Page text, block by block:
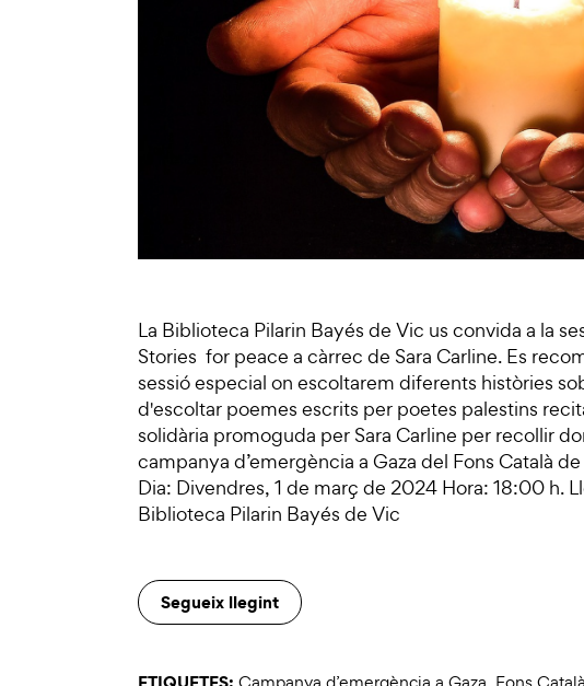
La Biblioteca Pilarin Bayés de Vic us convida a la
Stories for peace a càrrec de Sara Carline. Es
sessió especial on escoltarem diferents històries
d'escoltar poemes escrits per poetes palestins
solidària promoguda per Sara Carline per recollir
campanya d’emergència a Gaza del Fons Català
Dia: Divendres, 1 de març de 2024 Hora: 18:00 h.
Biblioteca Pilarin Bayés de Vic
Segueix llegint